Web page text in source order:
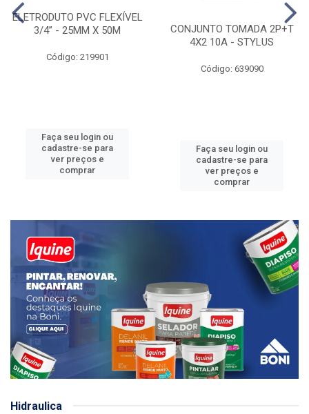
ELETRODUTO PVC FLEXÍVEL
3/4” - 25MM X 50M
Código: 219901
Faça seu login ou
cadastre-se para
ver preços e
comprar
CONJUNTO TOMADA 2P+T
4X2 10A - STYLUS
Código: 639090
Faça seu login ou
cadastre-se para
ver preços e
comprar
Hidraulica